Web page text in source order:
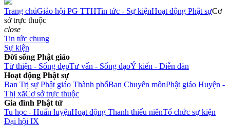
Trang chủGiáo hội PG TTHTin tức - Sự kiệnHoạt động Phật sựCơ
sở trực thuộc
close
Tin tức chung
Sự kiện
Đời sống Phật giáo
Từ thiện - Sống đẹpTư vấn - Sống đạoÝ kiến - Diễn đàn
Hoạt động Phật sự
Ban Trị sự Phật giáo Thành phốBan Chuyên mônPhật giáo Huyện -
Thị xãCơ sở trực thuộc
Gia đình Phật tử
Tu học - Huấn luyệnHoạt động Thanh thiếu niênTổ chức sự kiện
Đại hội IX